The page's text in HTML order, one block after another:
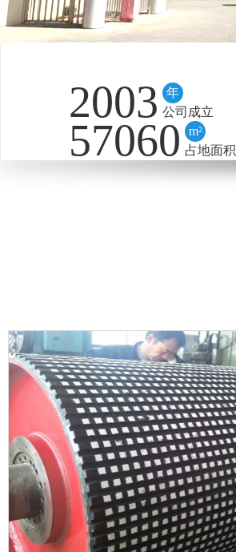
2003
年
公司成立
57060
m²
占地面积